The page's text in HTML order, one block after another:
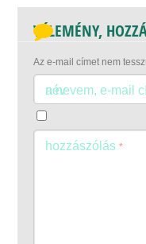
VÉLEMÉNY,
Az e-mail címet nem
név
a nevem, e-mail
hozzászólás *